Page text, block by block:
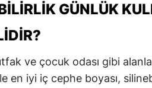
GÜNLÜK
ve çocuk odası gibi
en iyi iç cephe boyası,